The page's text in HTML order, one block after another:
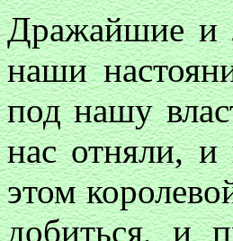
Дражайшие и
наши
под нашу
нас отняли, и
этом
добиться, и